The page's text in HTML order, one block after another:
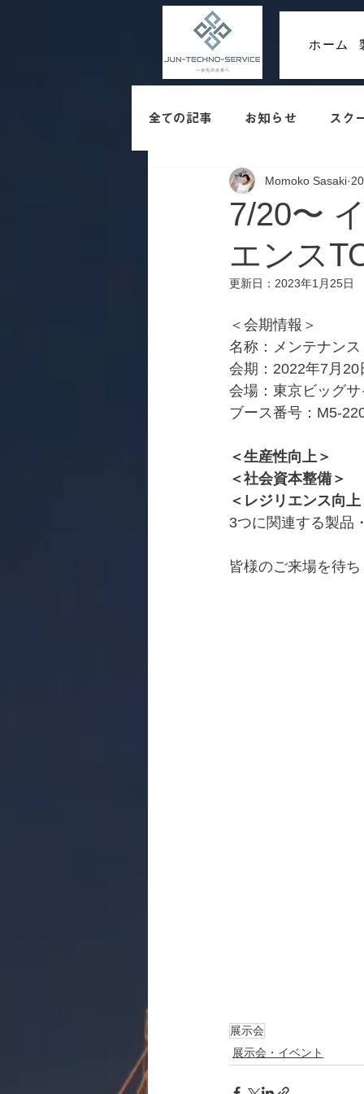
ホーム
全ての記事 お知らせ スク
7/20〜
エンス
Momoko Sasaki
更新日： 2023年1月25日
＜会期情報＞
名称：メンテナン
会期：2022年7月
会場：東京ビッグ
ブース番号：M5-
＜生産性向上＞
＜社会資本整備＞
＜レジリエンス向上
3つに関連する製品
皆様のご来場を待
展示会
展示会・イベント